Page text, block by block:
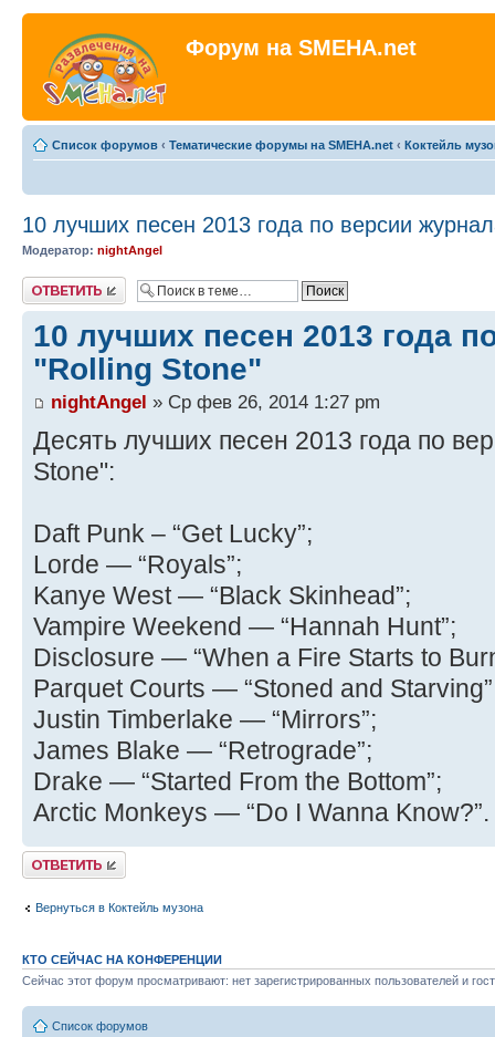
Форум на SMEHA.net
Список форумов ‹ Тематические форумы на SMEHA.net ‹ Коктейль
10 лучших песен 2013 года по версии
Модератор: nightAngel
Ответить
10 лучших песен 2013 года
"Rolling Stone"
nightAngel » Ср фев 26, 2014 1:27 pm
Десять лучших песен 2013 года по
Stone":
Daft Punk – “Get Lucky”;
Lorde — “Royals”;
Kanye West — “Black Skinhead”;
Vampire Weekend — “Hannah Hunt”;
Disclosure — “When a Fire Starts to
Parquet Courts — “Stoned and
Justin Timberlake — “Mirrors”;
James Blake — “Retrograde”;
Drake — “Started From the Bottom”;
Arctic Monkeys — “Do I Wanna Know?”.
Ответить
Вернуться в Коктейль музона
КТО СЕЙЧАС НА КОНФЕРЕНЦИИ
Сейчас этот форум просматривают: нет зарегистрированных пользователей и
Список форумов